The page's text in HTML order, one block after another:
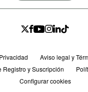
Aviso legal y
Registro y Suscripción
Configurar cookies